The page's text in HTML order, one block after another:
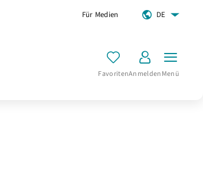
Für Medien DE
FavoritenAnmeldenMenü